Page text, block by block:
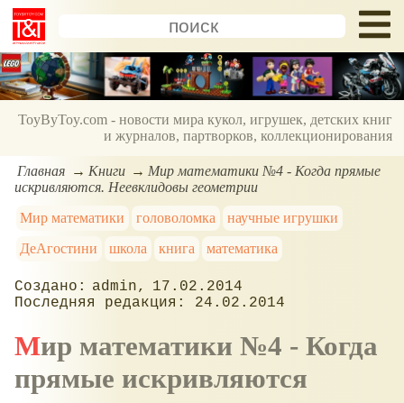
ToyByToy.com - новости мира кукол, игрушек, детских книг
и журналов, партворков, коллекционирования
Главная Книги
Мир математики №4 - Когда прямые
искривляются. Неевклидовы геометрии
Мир математики
головоломка
научные игрушки
ДеАгостини
школа книга математика
admin
17.02.2014
24.02.2014
Мир математики №4 - Когда
прямые искривляются